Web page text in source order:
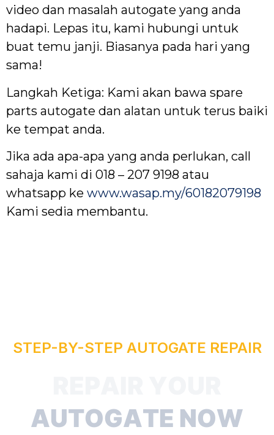
video dan masalah autogate yang anda
hadapi. Lepas itu, kami hubungi untuk
buat temu janji. Biasanya pada hari yang
sama!
Langkah Ketiga: Kami akan bawa spare
parts autogate dan alatan untuk terus baiki
ke tempat anda.
Jika ada apa-apa yang anda perlukan, call
sahaja kami di 018 – 207 9198 atau
whatsapp ke www.wasap.my/60182079198
Kami sedia membantu.
STEP-BY-STEP AUTOGATE REPAIR
AUTOGATE NOW